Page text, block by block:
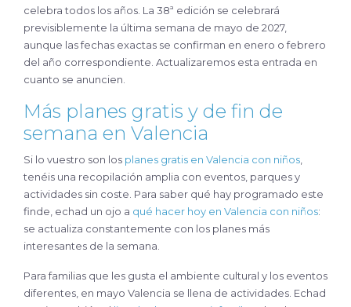
celebra todos los años. La 38ª edición se celebrará
previsiblemente la última semana de mayo de 2027,
aunque las fechas exactas se confirman en enero o febrero
del año correspondiente. Actualizaremos esta entrada en
cuanto se anuncien.
Más planes gratis y de fin de
semana en Valencia
Si lo vuestro son los planes gratis en Valencia con niños
tenéis una recopilación amplia con eventos, parques y
actividades sin coste. Para saber qué hay programado este
finde, echad un ojo a qué hacer hoy en Valencia con niños:
se actualiza constantemente con los planes más
interesantes de la semana.
Para familias que les gusta el ambiente cultural y los eventos
diferentes, en mayo Valencia se llena de actividades. Echad